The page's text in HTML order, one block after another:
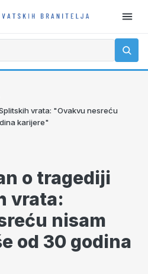
vrata: "Ovakvu nesreću
karijere"
o tragediji
vrata:
nisam
od 30 godina